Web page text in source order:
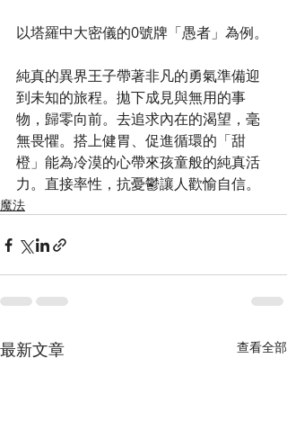
以塔羅中大密儀的0號牌「愚者」為例。
純真的異界王子帶著非凡的勇氣準備迎
到未知的旅程。拋下成見與無用的事
物，歸零向前。去追求內在的渴望，毫
無畏懼。搭上健胃、促進循環的「甜
橙」能為冷漠的心帶來孩童般的純真活
力。直接率性，抗憂鬱讓人歡愉自信。
魔法
最新文章 查看全部